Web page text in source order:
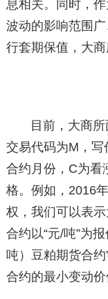
息相关。同时，
波动的影响范围
行套期保值，大
目前，大商
交易代码为M，
合约月份，C为看
格。例如，2016
权，我们可以表
合约以“元/吨”为
吨）豆粕期货合
合约的最小变动价